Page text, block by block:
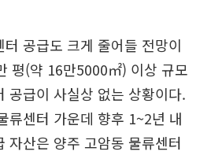
공급도 크게 줄어들 전망이
평(약 16만5000㎡) 이상 규모
공급이 사실상 없는 상황이다.
류센터 가운데 향후 1~2년 내
자산은 양주 고암동 물류센터